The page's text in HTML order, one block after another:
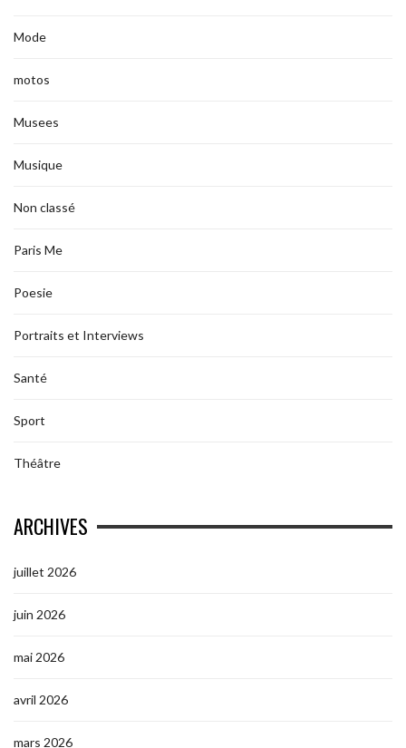
Mode
motos
Musees
Musique
Non classé
Paris Me
Poesie
Portraits et Interviews
Santé
Sport
Théâtre
ARCHIVES
juillet 2026
juin 2026
mai 2026
avril 2026
mars 2026